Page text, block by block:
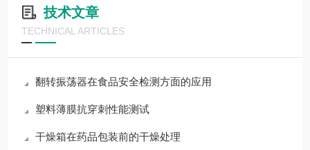
技术文章
TECHNICAL ARTICLES
翻转振荡器在食品安全检测方面的应用
塑料薄膜抗穿刺性能测试
干燥箱在药品包装前的干燥处理